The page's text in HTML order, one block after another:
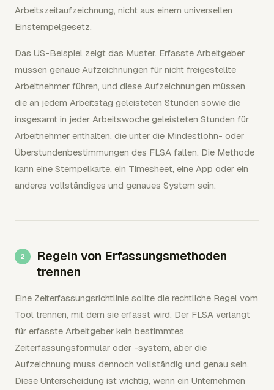
Arbeitszeitaufzeichnung, nicht aus einem universellen
Einstempelgesetz.
Das US-Beispiel zeigt das Muster. Erfasste Arbeitgeber
müssen genaue Aufzeichnungen für nicht freigestellte
Arbeitnehmer führen, und diese Aufzeichnungen müssen
die an jedem Arbeitstag geleisteten Stunden sowie die
insgesamt in jeder Arbeitswoche geleisteten Stunden für
Arbeitnehmer enthalten, die unter die Mindestlohn- oder
Überstundenbestimmungen des FLSA fallen. Die Methode
kann eine Stempelkarte, ein Timesheet, eine App oder ein
anderes vollständiges und genaues System sein.
Regeln von Erfassungsmethoden
trennen
Eine Zeiterfassungsrichtlinie sollte die rechtliche Regel vom
Tool trennen, mit dem sie erfasst wird. Der FLSA verlangt
für erfasste Arbeitgeber kein bestimmtes
Zeiterfassungsformular oder -system, aber die
Aufzeichnung muss dennoch vollständig und genau sein.
Diese Unterscheidung ist wichtig, wenn ein Unternehmen